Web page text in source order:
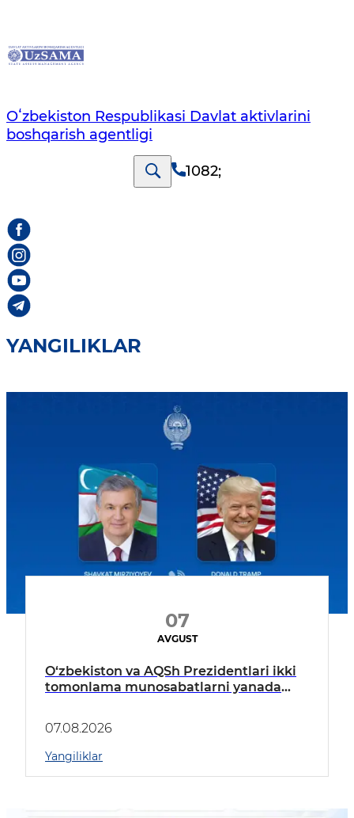
Oʻzbekiston Respublikasi Davlat aktivlarini
boshqarish agentligi
1082;
YANGILIKLAR
07
AVGUST
O‘zbekiston va AQSh Prezidentlari ikki
tomonlama munosabatlarni yanada
07.08.2026
Yangiliklar